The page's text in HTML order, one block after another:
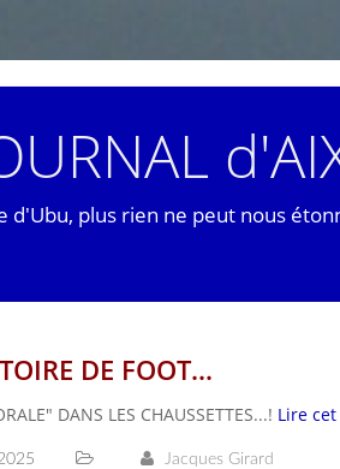
d'Ubu, plus rien ne peut nous
DE FOOT...
DANS LES CHAUSSETTES...! Lire
Jacques Girard